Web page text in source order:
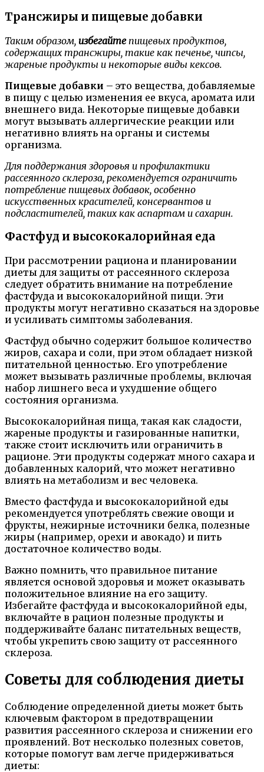
Трансжиры и пищевые добавки
Таким образом, избегайтепищевых продуктов,
содержащих трансжиры, такие как печенье, чипсы,
жареные продукты и некоторые виды кексов.
Пищевые добавки – это вещества, добавляемые
в пищу с целью изменения ее вкуса, аромата или
внешнего вида. Некоторые пищевые добавки
могут вызывать аллергические реакции или
негативно влиять на органы и системы
организма.
Для поддержания здоровья и профилактики
рассеянного склероза, рекомендуется ограничить
потребление пищевых добавок, особенно
искусственных красителей, консервантов и
подсластителей, таких как аспартам и сахарин.
Фастфуд и высококалорийная еда
При рассмотрении рациона и планировании
диеты для защиты от рассеянного склероза
следует обратить внимание на потребление
фастфуда и высококалорийной пищи. Эти
продукты могут негативно сказаться на здоровье
и усиливать симптомы заболевания.
Фастфуд обычно содержит большое количество
жиров, сахара и соли, при этом обладает низкой
питательной ценностью. Его употребление
может вызывать различные проблемы, включая
набор лишнего веса и ухудшение общего
состояния организма.
Высококалорийная пища, такая как сладости,
жареные продукты и газированные напитки,
также стоит исключить или ограничить в
рационе. Эти продукты содержат много сахара и
добавленных калорий, что может негативно
влиять на метаболизм и вес человека.
Вместо фастфуда и высококалорийной еды
рекомендуется употреблять свежие овощи и
фрукты, нежирные источники белка, полезные
жиры (например, орехи и авокадо) и пить
достаточное количество воды.
Важно помнить, что правильное питание
является основой здоровья и может оказывать
положительное влияние на его защиту.
Избегайте фастфуда и высококалорийной еды,
включайте в рацион полезные продукты и
поддерживайте баланс питательных веществ,
чтобы укрепить свою защиту от рассеянного
склероза.
Советы для соблюдения диеты
Соблюдение определенной диеты может быть
ключевым фактором в предотвращении
развития рассеянного склероза и снижении его
проявлений. Вот несколько полезных советов,
которые помогут вам легче придерживаться
диеты: